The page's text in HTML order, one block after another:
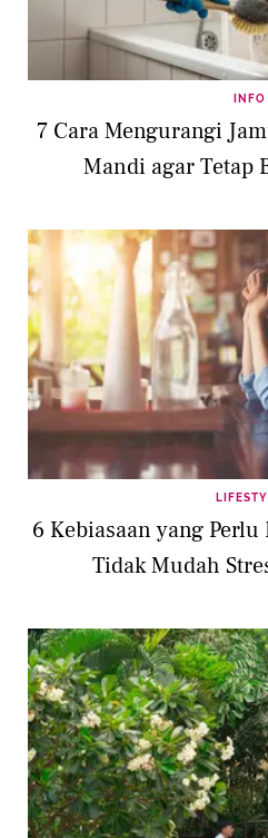
INFO
7 Cara Mengurangi
Mandi agar Tetap
6 Kebiasaan yang
Tidak Mudah